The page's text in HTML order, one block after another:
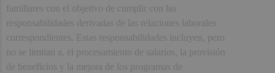
familiares con el objetivo de cumplir con las
responsabilidades derivadas de las relaciones laborales
correspondientes. Estas responsabilidades incluyen, pero
no se limitan a, el procesamiento de salarios, la provisión
de beneficios y la mejora de los programas de